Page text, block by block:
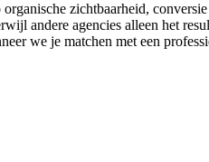
zichtbaarheid,
andere agencies alleen het
we je matchen met een